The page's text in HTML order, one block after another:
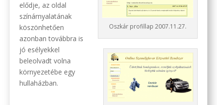
Oszkár profillap 2007.11.27.
elődje, az oldal
színárnyalatának
köszönhetően
azonban továbbra is
jó esélyekkel
beleolvadt volna
környezetébe egy
hullaházban.